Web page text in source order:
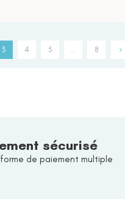
3 4 5 … 8
sécurisé
de paiement multiple